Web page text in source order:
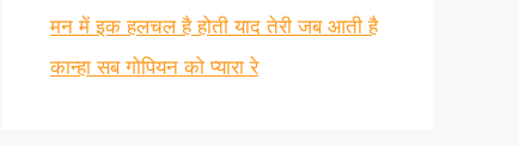
मन में इक हलचल है होती याद तेरी जब आती है
कान्हा सब गोपियन को प्यारा रे